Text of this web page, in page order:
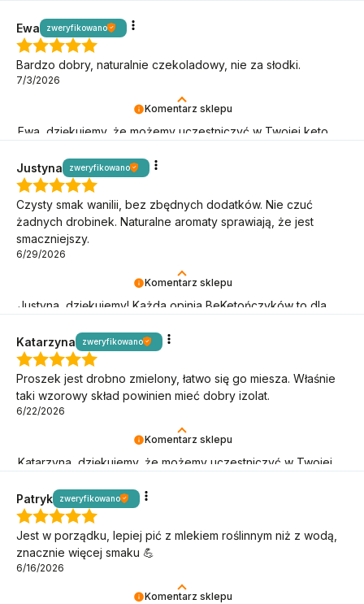
Komentarz sklepu
Ewa, dziękujemy, że możemy uczestniczyć w Twojej keto
Ewa zweryfikowano
Bardzo dobry, naturalnie czekoladowy, nie za słodki.
7/3/2026
Komentarz sklepu
Justyna, dziękujemy! Każda opinia BeKetończyków to dla
Justyna zweryfikowano
Czysty smak wanilii, bez zbędnych dodatków. Nie czuć
żadnych drobinek. Naturalne aromaty sprawiają, że jest
smaczniejszy.
6/29/2026
Komentarz sklepu
Katarzyna, dziękujemy, że możemy uczestniczyć w Twojej
Katarzyna zweryfikowano
Proszek jest drobno zmielony, łatwo się go miesza. Właśnie
taki wzorowy skład powinien mieć dobry izolat.
6/22/2026
Komentarz sklepu
Patryk zweryfikowano
Jest w porządku, lepiej pić z mlekiem roślinnym niż z wodą,
znacznie więcej smaku 💪
6/16/2026